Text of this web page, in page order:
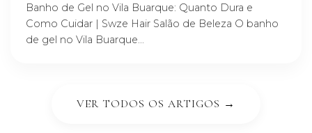
Banho de Gel no Vila Buarque: Quanto Dura e
Como Cuidar | Swze Hair Salão de Beleza O banho
de gel no Vila Buarque...
VER TODOS OS ARTIGOS →